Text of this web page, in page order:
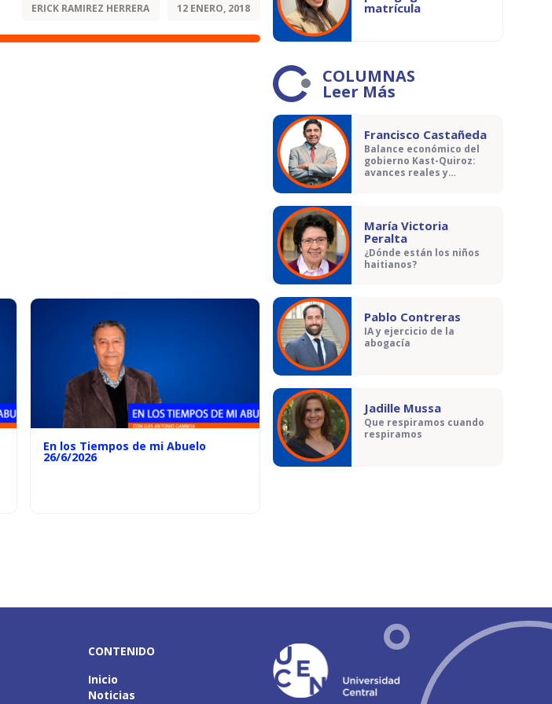
ERICK RAMIREZ HERRERA 12 ENERO, 2018
En los Tiempos de mi Abuelo
26/6/2026
matrícula
COLUMNAS
Leer Más
Francisco Castañeda
Balance económico del
gobierno Kast-Quiroz:
avances reales y
María Victoria
Peralta
¿Dónde están los niños
haitianos?
Pablo Contreras
IA y ejercicio de la
abogacía
Jadille Mussa
Que respiramos cuando
respiramos
CONTENIDO
Inicio
Noticias